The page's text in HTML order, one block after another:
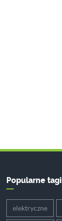
Popularne tagi
elektryczne